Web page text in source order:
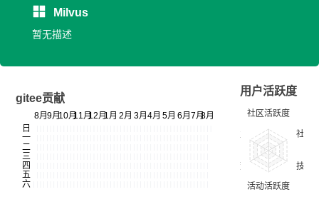
Milvus
暂无描述
gitee贡献
用户活跃度